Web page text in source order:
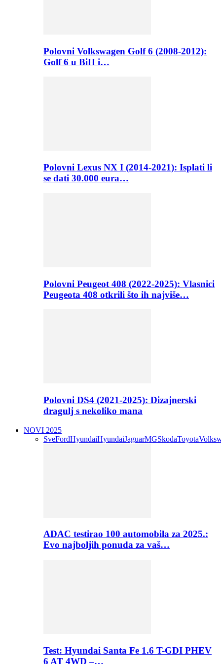
Polovni Volkswagen Golf 6 (2008-2012):
Golf 6 u BiH i…
Polovni Lexus NX I (2014-2021): Isplati li
se dati 30.000 eura…
Polovni Peugeot 408 (2022-2025): Vlasnici
Peugeota 408 otkrili što ih najviše…
Polovni DS4 (2021-2025): Dizajnerski
dragulj s nekoliko mana
NOVI 2025
SveFordHyundaiHyundaiJaguarMGSkodaToyota
ADAC testirao 100 automobila za 2025.:
Evo najboljih ponuda za vaš…
Test: Hyundai Santa Fe 1.6 T-GDI PHEV
6 AT 4WD –…